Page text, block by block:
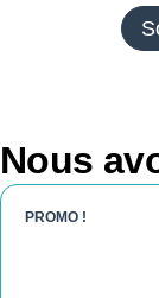
Nous
PROMO !